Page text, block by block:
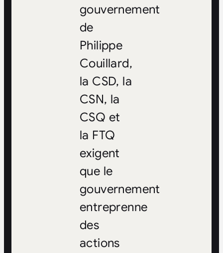
gouvernement
de
Philippe
Couillard,
la CSD, la
CSN, la
CSQ et
la FTQ
exigent
que le
gouvernement
entreprenne
des
actions